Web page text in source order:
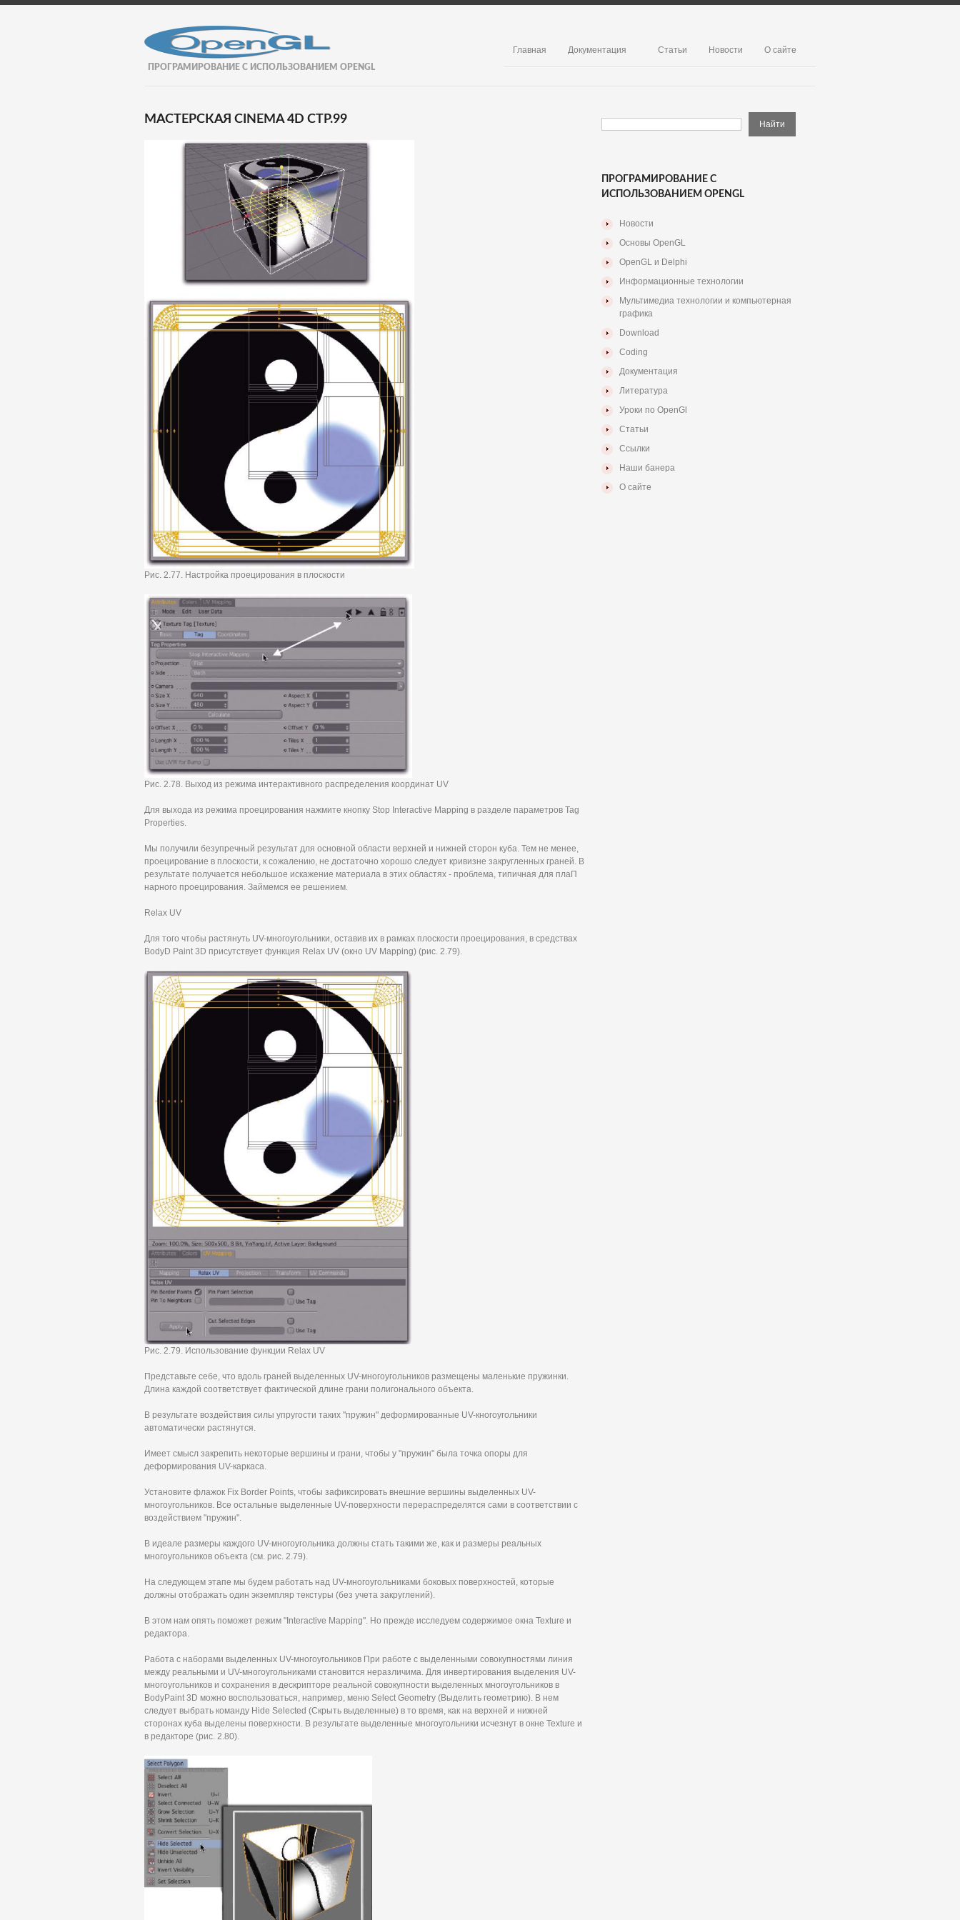
ПРОГРАМИРОВАНИЕ С ИСПОЛЬЗОВАНИЕМ OPENGL
Главная Документация Статьи Новости О сайте
МАСТЕРСКАЯ CINEMA 4D СТР.99
Рис. 2.77. Настройка проецирования в плоскости
Рис. 2.78. Выход из режима интерактивного распределения координат UV
Для выхода из режима проецирования нажмите кнопку Stop Interactive Mapping в разделе параметров Tag
Properties.
Мы получили безупречный результат для основной области верхней и нижней сторон куба. Тем не менее,
проецирование в плоскости, к сожалению, не достаточно хорошо следует кривизне закругленных граней. В
результате получается небольшое искажение материала в этих областях - проблема, типичная для плаП
нарного проецирования. Займемся ее решением.
Relax UV
Для того чтобы растянуть UV-многоугольники, оставив их в рамках плоскости проецирования, в средствах
BodyD Paint 3D присутствует функция Relax UV (окно UV Mapping) (рис. 2.79).
Рис. 2.79. Использование функции Relax UV
Представьте себе, что вдоль граней выделенных UV-многоугольников размещены маленькие пружинки.
Длина каждой соответствует фактической длине грани полигонального объекта.
В результате воздействия силы упругости таких "пружин" деформированные UV-кногоугольники
автоматически растянутся.
Имеет смысл закрепить некоторые вершины и грани, чтобы у "пружин" была точка опоры для
деформирования UV-каркаса.
Установите флажок Fix Border Points, чтобы зафиксировать внешние вершины выделенных UV-
многоугольников. Все остальные выделенные UV-поверхности перераспределятся сами в соответствии с
воздействием "пружин".
В идеале размеры каждого UV-многоугольника должны стать такими же, как и размеры реальных
многоугольников объекта (см. рис. 2.79).
На следующем этапе мы будем работать над UV-многоугольниками боковых поверхностей, которые
должны отображать один экземпляр текстуры (без учета закруглений).
В этом нам опять поможет режим "Interactive Mapping". Но прежде исследуем содержимое окна Texture и
редактора.
Работа с наборами выделенных UV-многоугольников При работе с выделенными совокупностями линия
между реальными и UV-многоугольниками становится неразличима. Для инвертирования выделения UV-
многоугольников и сохранения в дескрипторе реальной совокупности выделенных многоугольников в
BodyPaint 3D можно воспользоваться, например, меню Select Geometry (Выделить геометрию). В нем
следует выбрать команду Hide Selected (Скрыть выделенные) в то время, как на верхней и нижней
сторонах куба выделены поверхности. В результате выделенные многоугольники исчезнут в окне Texture и
в редакторе (рис. 2.80).
ПРОГРАМИРОВАНИЕ С
ИСПОЛЬЗОВАНИЕМ OPENGL
Новости
Основы OpenGL
OpenGL и Delphi
Информационные технологии
Мультимедиа технологии и компьютерная
графика
Download
Coding
Документация
Литература
Уроки по OpenGl
Статьи
Ссылки
Наши банера
О сайте